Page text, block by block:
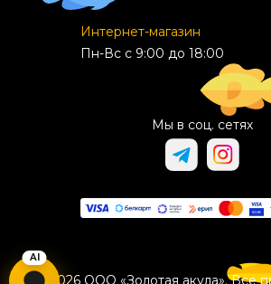
Интернет-магазин
Пн-Вс с 9:00 до 18:00
Мы в соц. сетях
© 2026 ООО «Золотая акула». Все